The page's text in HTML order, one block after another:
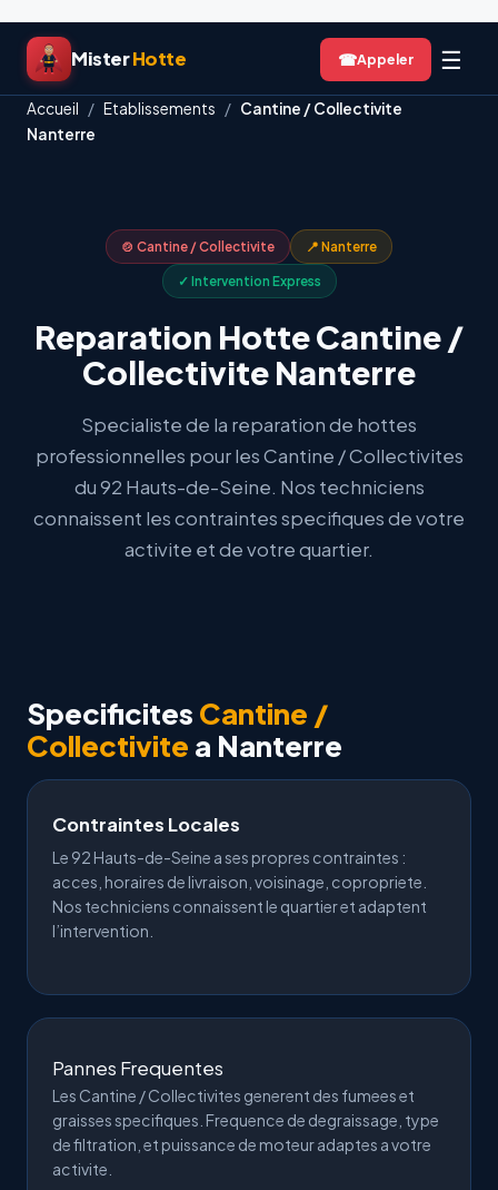
Aller
contenu
MisterHotte ☎ ☰
Accueil / Etablissements / Cantine / Collectivite
Nanterre
🍲 Cantine / Collectivite 📍 Nanterre
✓ Intervention Express
Reparation Hotte Cantine /
Collectivite Nanterre
Specialiste de la reparation de hottes
professionnelles pour les Cantine / Collectivites
du 92 Hauts-de-Seine. Nos techniciens
connaissent les contraintes specifiques de votre
activite et de votre quartier.
Specificites Cantine /
Collectivite a Nanterre
Contraintes Locales
Le 92 Hauts-de-Seine a ses propres contraintes :
acces, horaires de livraison, voisinage, copropriete.
Nos techniciens connaissent le quartier et adaptent
l’intervention.
Pannes Frequentes
Les Cantine / Collectivites generent des fumees et
graisses specifiques. Frequence de degraissage, type
de filtration, et puissance de moteur adaptes a votre
activite.